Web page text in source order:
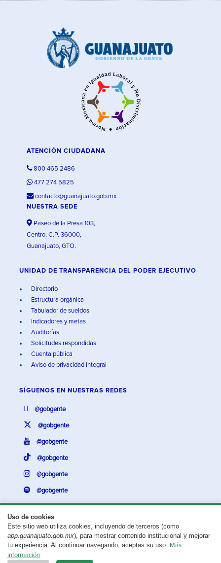
Uso de cookies
Este sitio web utiliza cookies, incluyendo de terceros (como
app.guanajuato.gob.mx), para mostrar contenido institucional y mejorar
tu experiencia. Al continuar navegando, aceptas su uso. Más
información
ATENCIÓN CIUDADANA
800 465 2486
477 274 5825
contacto@guanajuato.gob.mx
NUESTRA SEDE
Paseo de la Presa 103,
Centro, C.P. 36000,
Guanajuato, GTO.
UNIDAD DE TRANSPARENCIA DEL PODER EJECUTIVO
Directorio
Estructura orgánica
Tabulador de sueldos
Indicadores y metas
Auditorías
Solicitudes respondidas
Cuenta pública
Aviso de privacidad integral
SÍGUENOS EN NUESTRAS REDES
@gobgente
@gobgente
@gobgente
@gobgente
@gobgente
@gobgente
¿Existe algún problema con esta página?Repórtalo aquí.
Aviso legal